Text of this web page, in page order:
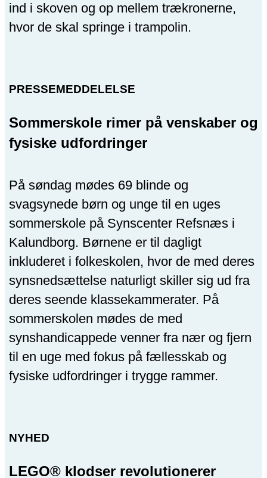
ind i skoven og op mellem trækronerne,
hvor de skal springe i trampolin.
PRESSEMEDDELELSE
Sommerskole rimer på venskaber og
fysiske udfordringer
På søndag mødes 69 blinde og
svagsynede børn og unge til en uges
sommerskole på Synscenter Refsnæs i
Kalundborg. Børnene er til dagligt
inkluderet i folkeskolen, hvor de med deres
synsnedsættelse naturligt skiller sig ud fra
deres seende klassekammerater. På
sommerskolen mødes de med
synshandicappede venner fra nær og fjern
til en uge med fokus på fællesskab og
fysiske udfordringer i trygge rammer.
NYHED
LEGO® klodser revolutionerer